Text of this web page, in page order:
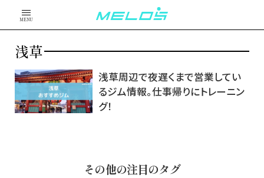
MENU
浅草
浅草周辺で夜遅くまで営業してい
るジム情報。仕事帰りにトレーニン
グ！
その他の注目のタグ